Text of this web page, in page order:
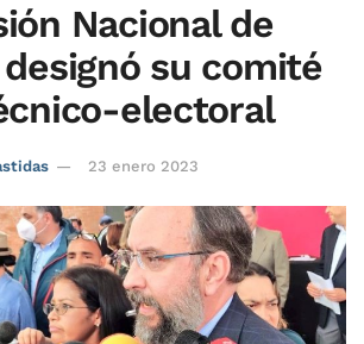
Nacional de
su comité
electoral
23 enero 2023